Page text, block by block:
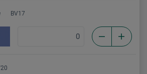
BV17